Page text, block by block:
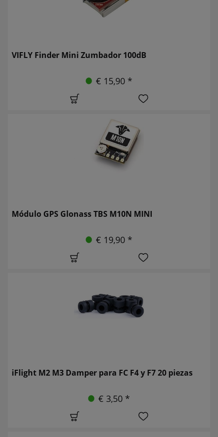
VIFLY Finder Mini Zumbador 100dB
€ 15,90 *
Módulo GPS Glonass TBS M10N MINI
€ 19,90 *
iFlight M2 M3 Damper para FC F4 y F7 20 piezas
€ 3,50 *